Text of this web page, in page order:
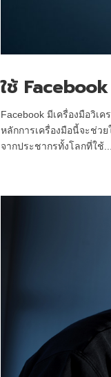
ใช้
Facebook มีเครื่องมือวิเ
หลักการเครื่องมือนี้จะช่ว
จากประชากรทั้งโลกที่ใช้...